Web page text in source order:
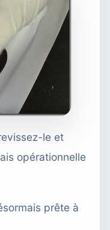
le et
opérationnelle
prête à